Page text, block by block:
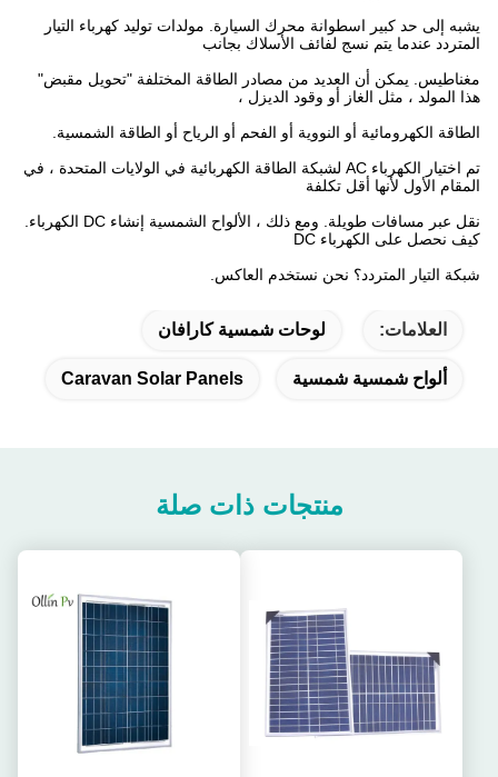
يشبه إلى حد كبير اسطوانة محرك السيارة.
مولدات توليد كهرباء التيار
المتردد عندما يتم نسج لفائف الأسلاك بجانب
مغناطيس.
يمكن أن العديد من مصادر الطاقة المختلفة "تحويل مقبض"
هذا المولد ، مثل الغاز أو وقود الديزل ،
الطاقة الكهرومائية أو النووية أو الفحم أو الرياح أو الطاقة الشمسية.
تم اختيار الكهرباء AC لشبكة الطاقة الكهربائية في الولايات المتحدة ، في
المقام الأول لأنها أقل تكلفة
نقل عبر مسافات طويلة.
ومع ذلك ، الألواح الشمسية إنشاء DC الكهرباء.
كيف نحصل على الكهرباء DC
شبكة التيار المتردد؟ نحن نستخدم العاكس.
العلامات: لوحات شمسية كارافان
ألواح شمسية شمسية Caravan Solar Panels
منتجات ذات صلة